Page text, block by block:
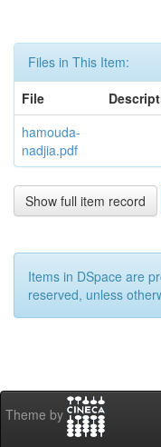
Files in This Item:
File
hamouda-
nadjia.pdf
Show full item record
Items in DSpace are
reserved, unless
Theme by